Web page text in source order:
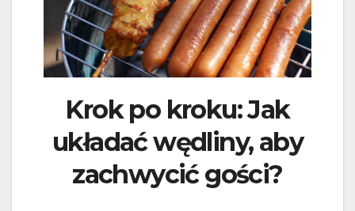
Krok po kroku: Jak
układać wędliny, aby
zachwycić gości?